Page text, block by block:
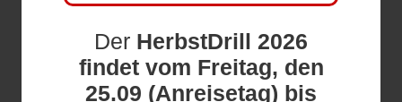
Der HerbstDrill 2026
findet vom Freitag, den
25.09 (Anreisetag) bis